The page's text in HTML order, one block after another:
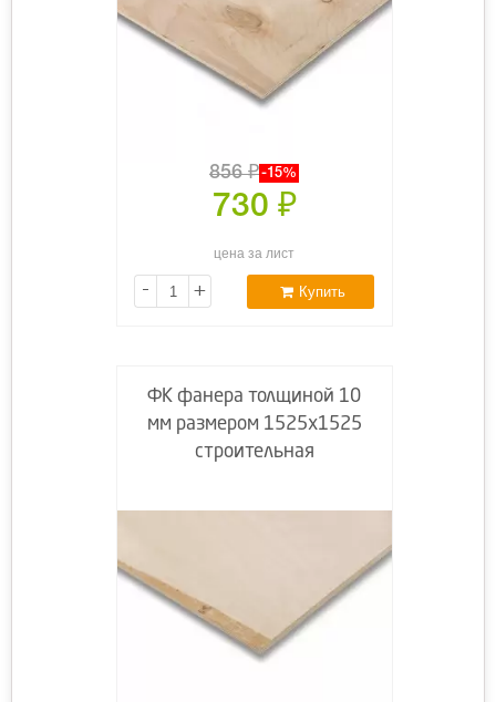
856₽-15%
730 ₽
цена за лист
- + Купить
ФК фанера толщиной 10
мм размером 1525х1525
строительная